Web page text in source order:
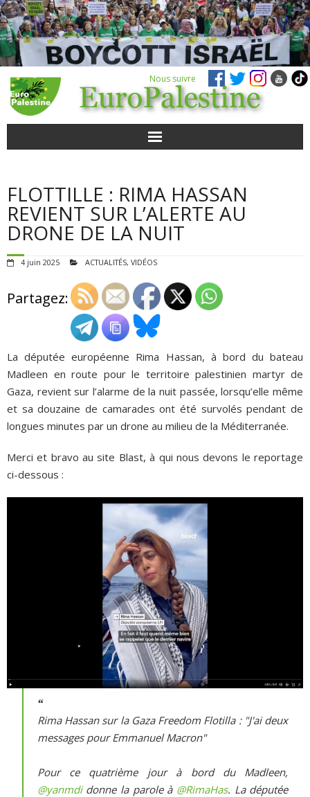
Nous suivre
POUR AGIR
AGENDA
VIDÉOS
QUI SOMMES-NOUS ?
ADHÉSIONS, DONS, CONTACT
FLOTTILLE : RIMA HASSAN
REVIENT SUR L’ALERTE AU
DRONE DE LA NUIT
4 juin 2025 ACTUALITÉS, VIDÉOS
Partagez:
La députée européenne Rima Hassan, à bord du bateau
Madleen en route pour le territoire palestinien martyr de
Gaza, revient sur l’alarme de la nuit passée, lorsqu’elle même
et sa douzaine de camarades ont été survolés pendant de
longues minutes par un drone au milieu de la Méditerranée.
Merci et bravo au site Blast, à qui nous devons le reportage
ci-dessous :
Rima Hassan sur la Gaza Freedom Flotilla : "J'ai deux
messages pour Emmanuel Macron"
Pour ce quatrième jour à bord du Madleen,
@yanmdidonne la parole à @RimaHas. La députée